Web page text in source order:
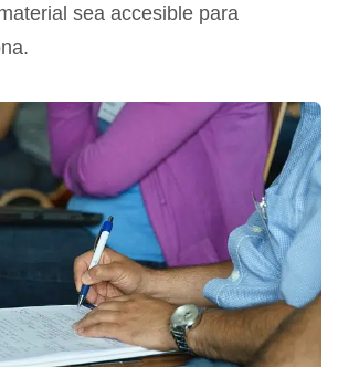
sea accesible para